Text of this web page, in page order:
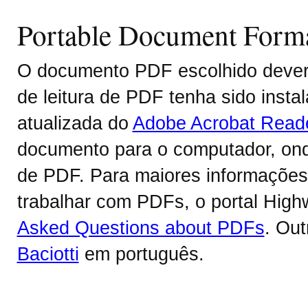
Portable Document
O documento PDF escolhido
de leitura de PDF tenha sido
atualizada do Adobe Acrobat
documento para o computador,
de PDF. Para maiores
trabalhar com PDFs, o portal
Asked Questions about PDFs.
Baciotti em português.